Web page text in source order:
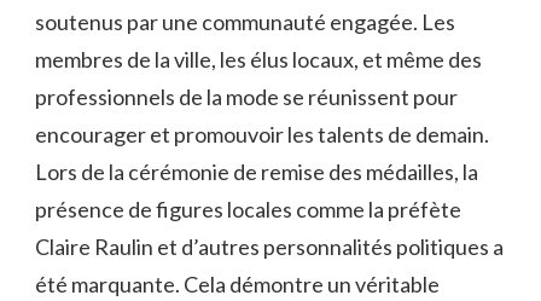
soutenus par une communauté engagée. Les
membres de la ville, les élus locaux, et même des
professionnels de la mode se réunissent pour
encourager et promouvoir les talents de demain.
Lors de la cérémonie de remise des médailles, la
présence de figures locales comme la préfète
Claire Raulin et d’autres personnalités politiques a
été marquante. Cela démontre un véritable